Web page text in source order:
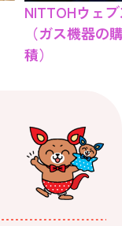
NITTOHウェ
（ガス機器の
積）